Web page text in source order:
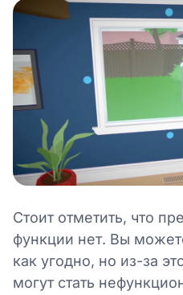
Стоит отметить, что
функции нет. Вы
как угодно, но из-за
могут стать